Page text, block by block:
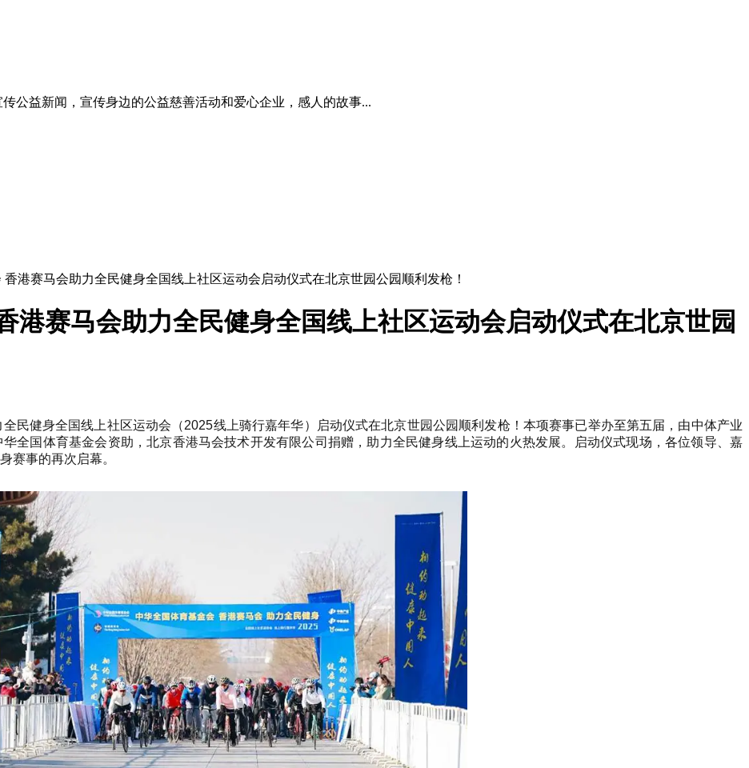
公益新闻，宣传身边的公益慈善活动和爱心企业，感人的故事...
港赛马会助力全民健身全国线上社区运动会启动仪式在北京世园公园顺利发枪！
港赛马会助力全民健身全国线上社区运动会启动仪式在北京世园
民健身全国线上社区运动会（2025线上骑行嘉年华）启动仪式在北京世园公园顺利发枪！本项赛事已举办至第五届，由中体产业
全国体育基金会资助，北京香港马会技术开发有限公司捐赠，助力全民健身线上运动的火热发展。启动仪式现场，各位领导、嘉
赛事的再次启幕。